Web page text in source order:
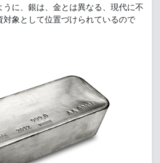
うに、銀は、金とは異なる、現代に不
対象として位置づけられているので